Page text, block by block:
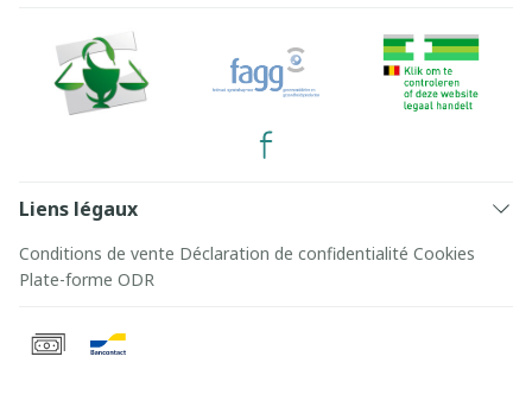
Liens légaux
Conditions de vente Déclaration de confidentialité Cookies
Plate-forme ODR